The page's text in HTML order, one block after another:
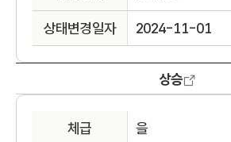
상태변경일자 2024-11-01
상승
체급 을